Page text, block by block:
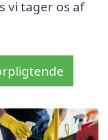
vi tager os af